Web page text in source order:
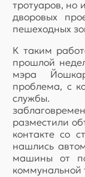
тротуаров, но
дворовых
пешеходных
К таким
прошлой
мэра
проблема, с
службы.
разместили
контакте со
нашлись
машины от
коммунальной